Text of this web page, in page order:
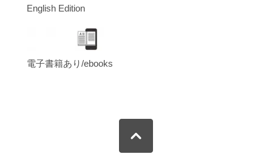
English Edition
電子書籍あり/ebooks